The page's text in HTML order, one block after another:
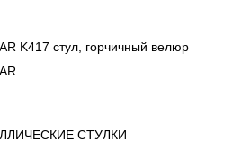
K417 стул, горчичный велюр
СТУЛКИ